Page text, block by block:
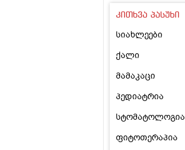
კითხვა პასუხი
სიახლეები
ქალი
მამაკაცი
პედიატრია
სტომატოლოგია
ფიტოთერაპია